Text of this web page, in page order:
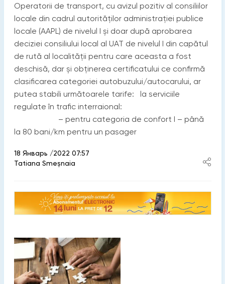
Operatorii de transport, cu avizul pozitiv al consiliilor
locale din cadrul autorităților administrației publice
locale (AAPL) de nivelul I și doar după aprobarea
deciziei consiliului local al UAT de nivelul I din capătul
de rută al localității pentru care aceasta a fost
deschisă, dar și obținerea certificatului ce confirmă
clasificarea categoriei autobuzului/autocarului, ar
putea stabili următoarele tarife: la serviciile
regulate în trafic interraional:
– pentru categoria de confort I – până
la 80 bani/km pentru un pasager
18 Январь /2022 07:57
Tatiana Smeșnaia